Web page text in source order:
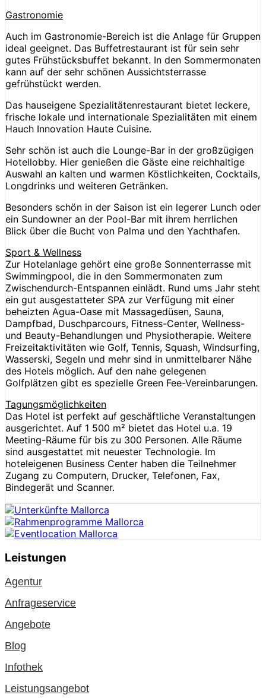
Gastronomie
Auch im Gastronomie-Bereich ist die Anlage für Gruppen
ideal geeignet. Das Buffetrestaurant ist für sein sehr
gutes Frühstücksbuffet bekannt. In den Sommermonaten
kann auf der sehr schönen Aussichtsterrasse
gefrühstückt werden.
Das hauseigene Spezialitätenrestaurant bietet leckere,
frische lokale und internationale Spezialitäten mit einem
Hauch Innovation Haute Cuisine.
Sehr schön ist auch die Lounge-Bar in der großzügigen
Hotellobby. Hier genießen die Gäste eine reichhaltige
Auswahl an kalten und warmen Köstlichkeiten, Cocktails,
Longdrinks und weiteren Getränken.
Besonders schön in der Saison ist ein legerer Lunch oder
ein Sundowner an der Pool-Bar mit ihrem herrlichen
Blick über die Bucht von Palma und den Yachthafen.
Sport & Wellness
Zur Hotelanlage gehört eine große Sonnenterrasse mit
Swimmingpool, die in den Sommermonaten zum
Zwischendurch-Entspannen einlädt. Rund ums Jahr steht
ein gut ausgestatteter SPA zur Verfügung mit einer
beheizten Agua-Oase mit Massagedüsen, Sauna,
Dampfbad, Duschparcours, Fitness-Center, Wellness-
und Beauty-Behandlungen und Physiotherapie. Weitere
Freizeitaktivitäten wie Golf, Tennis, Squash, Windsurfing,
Wasserski, Segeln und mehr sind in unmittelbarer Nähe
des Hotels möglich. Auf den nahe gelegenen
Golfplätzen gibt es spezielle Green Fee-Vereinbarungen.
Tagungsmöglichkeiten
Das Hotel ist perfekt auf geschäftliche Veranstaltungen
ausgerichtet. Auf 1 500 m² bietet das Hotel u.a. 19
Meeting-Räume für bis zu 300 Personen. Alle Räume
sind ausgestattet mit neuester Technologie. Im
hoteleigenen Business Center haben die Teilnehmer
Zugang zu Computern, Drucker, Telefonen, Fax,
Bindegerät und Scanner.
Leistungen
Agentur
Anfrageservice
Angebote
Blog
Infothek
Leistungsangebot